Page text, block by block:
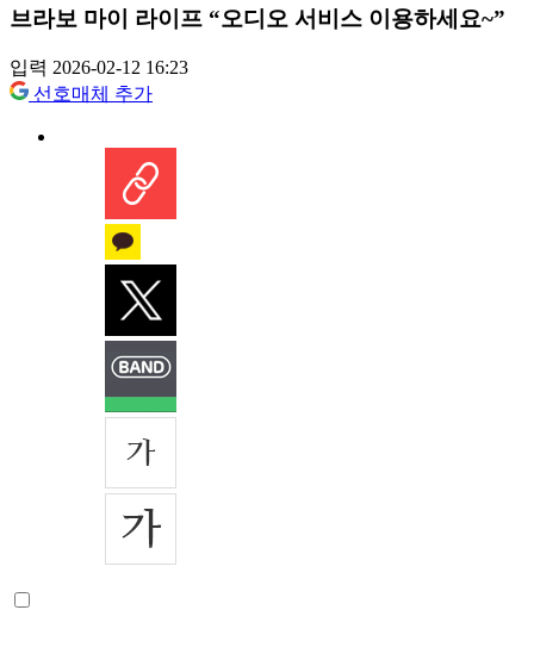
브라보 마이 라이프 “오디오 서비스 이용하세요~”
입력 2026-02-12 16:23
선호매체 추가